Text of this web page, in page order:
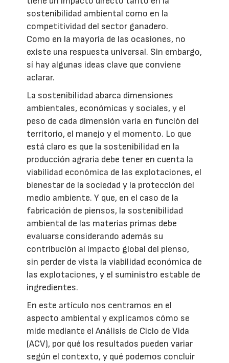
sostenibilidad ambiental como en la
competitividad del sector ganadero.
Como en la mayoría de las ocasiones, no
existe una respuesta universal. Sin embargo,
sí hay algunas ideas clave que conviene
aclarar.
La sostenibilidad abarca dimensiones
ambientales, económicas y sociales, y el
peso de cada dimensión varía en función del
territorio, el manejo y el momento. Lo que
está claro es que la sostenibilidad en la
producción agraria debe tener en cuenta la
viabilidad económica de las explotaciones, el
bienestar de la sociedad y la protección del
medio ambiente. Y que, en el caso de la
fabricación de piensos, la sostenibilidad
ambiental de las materias primas debe
evaluarse considerando además su
contribución al impacto global del pienso,
sin perder de vista la viabilidad económica de
las explotaciones, y el suministro estable de
ingredientes.
En este artículo nos centramos en el
aspecto ambiental y explicamos cómo se
mide mediante el Análisis de Ciclo de Vida
(ACV), por qué los resultados pueden variar
según el contexto, y qué podemos concluir